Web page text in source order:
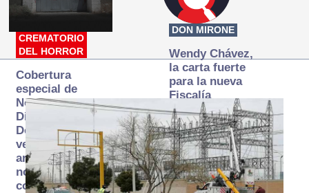
Ciudad
noticias,
hacemos periodismo
CREMATORIO
DEL HORROR
Cobertura
especial de
Norte
Digital:
Donde la
verdad
arde… pero
no se
consume
DON MIRONE
Wendy Chávez,
la carta fuerte
para la nueva
Fiscalía
autónoma